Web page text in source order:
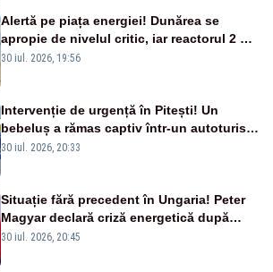
Alertă pe piața energiei! Dunărea se
apropie de nivelul critic, iar reactorul 2 de
la Cernavodă ar putea fi oprit
30 iul. 2026, 19:56
Intervenție de urgență în Pitești! Un
bebeluș a rămas captiv într-un autoturism
din cauza unei defecțiuni
30 iul. 2026, 20:33
Situație fără precedent în Ungaria! Peter
Magyar declară criză energetică după
oprirea centralei de la Paks
30 iul. 2026, 20:45